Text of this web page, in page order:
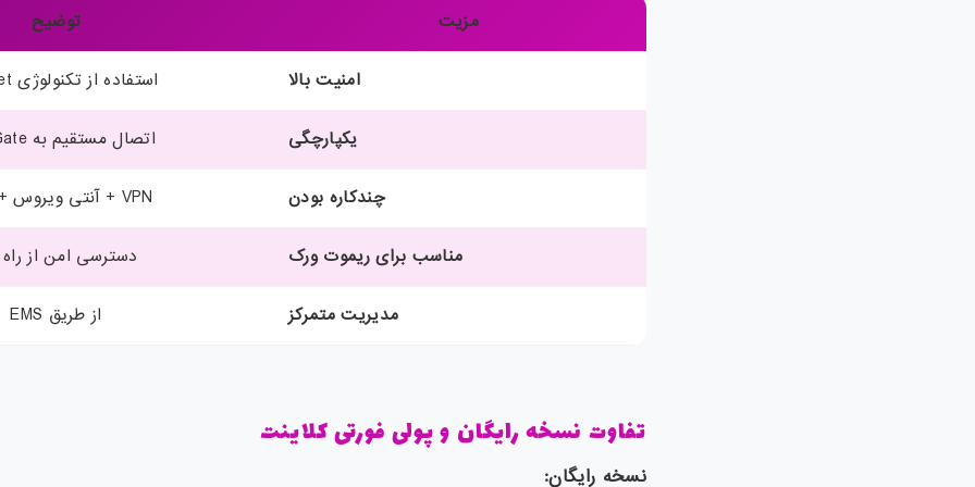
مزیت توضیح
امنیت بالا استفاده از تکنولوژی Fortinet
یکپارچگی اتصال مستقیم به FortiGate
چندکاره بودن VPN + آنتی ویروس + NAC
مناسب برای ریموت ورک دسترسی امن از
مدیریت متمرکز از طریق EMS
تفاوت نسخه رایگان و پولی فورتی کلاینت
نسخه رایگان: